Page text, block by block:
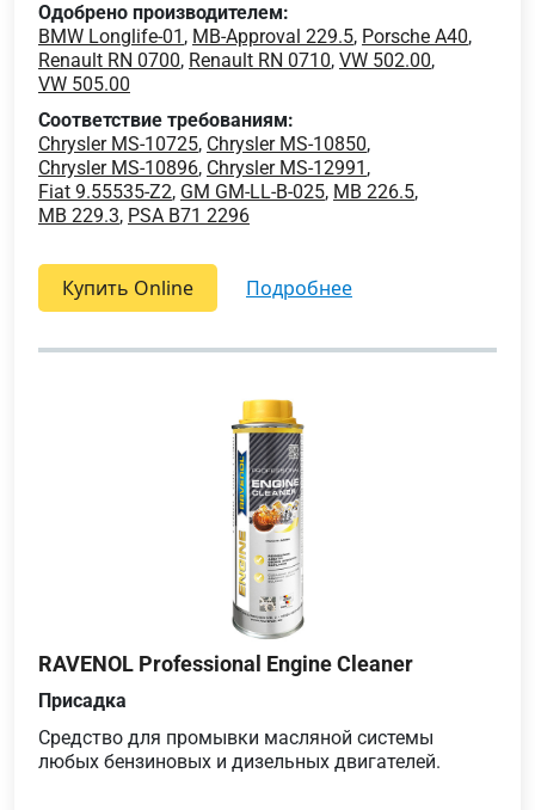
Одобрено производителем:
BMW Longlife-01 , MB-Approval 229.5, Porsche A40,
Renault RN 0700, Renault RN 0710, VW 502.00,
VW 505.00
Соответствие требованиям:
Chrysler MS-10725, Chrysler MS-10850,
Chrysler MS-10896, Chrysler MS-12991 ,
Fiat 9.55535-Z2, GM GM-LL-B-025, MB 226.5,
MB 229.3, PSA B71 2296
Купить Online подробнее
RAVENOL Professional Engine Cleaner
Присадка
Средство для промывки масляной системы
любых бензиновых и дизельных двигателей.